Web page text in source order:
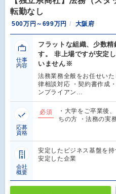
転勤なし
500万円～699万円 大阪府
仕事
内容
フラットな組織、少数
す。 非上場ですが安定
いません※
法務業務全般をお任せい
律相談対応 ・契約書作成
ンプライアン…
応募
資格
必須
・大学をご卒業後
ちの方 ・法務の
会社
概要
安定したビジネス基盤を
安定した企業